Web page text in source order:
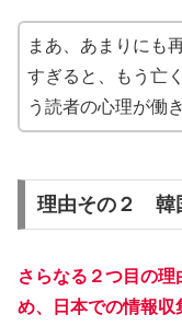
まあ、あまりにも
すぎると、もう亡
う読者の心理が働
理由その２ 韓
さらなる２つ目の
め、日本での情報収